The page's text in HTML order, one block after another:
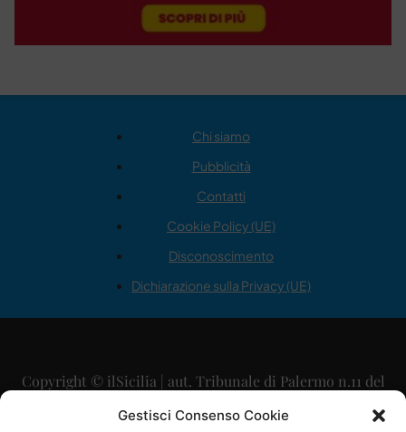
Gestisci Consenso Cookie
Chi siamo
Pubblicità
Contatti
Cookie Policy (UE)
Disconoscimento
Dichiarazione sulla Privacy (UE)
Copyright © ilSicilia | aut. Tribunale di Palermo n.11 del
29/09/2015